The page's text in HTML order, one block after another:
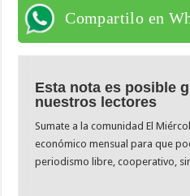
Compartilo en
Esta nota es posible
nuestros lectores
Sumate a la comunidad El
económico mensual para que
periodismo libre, cooperativo,